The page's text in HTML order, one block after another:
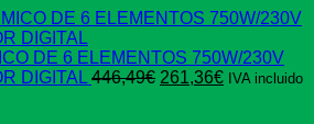
original
62,92€.
DE 6 ELEMENTOS 750W/230V
DIGITAL 446,49€ El
261,36€ElIVA incluido